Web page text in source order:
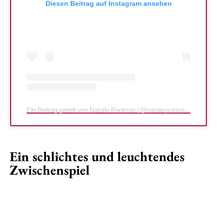
Diesen Beitrag auf Instagram ansehen
Ein Beitrag geteilt von Natalie Portman (@natalieportman)
Ein schlichtes und leuchtendes
Zwischenspiel